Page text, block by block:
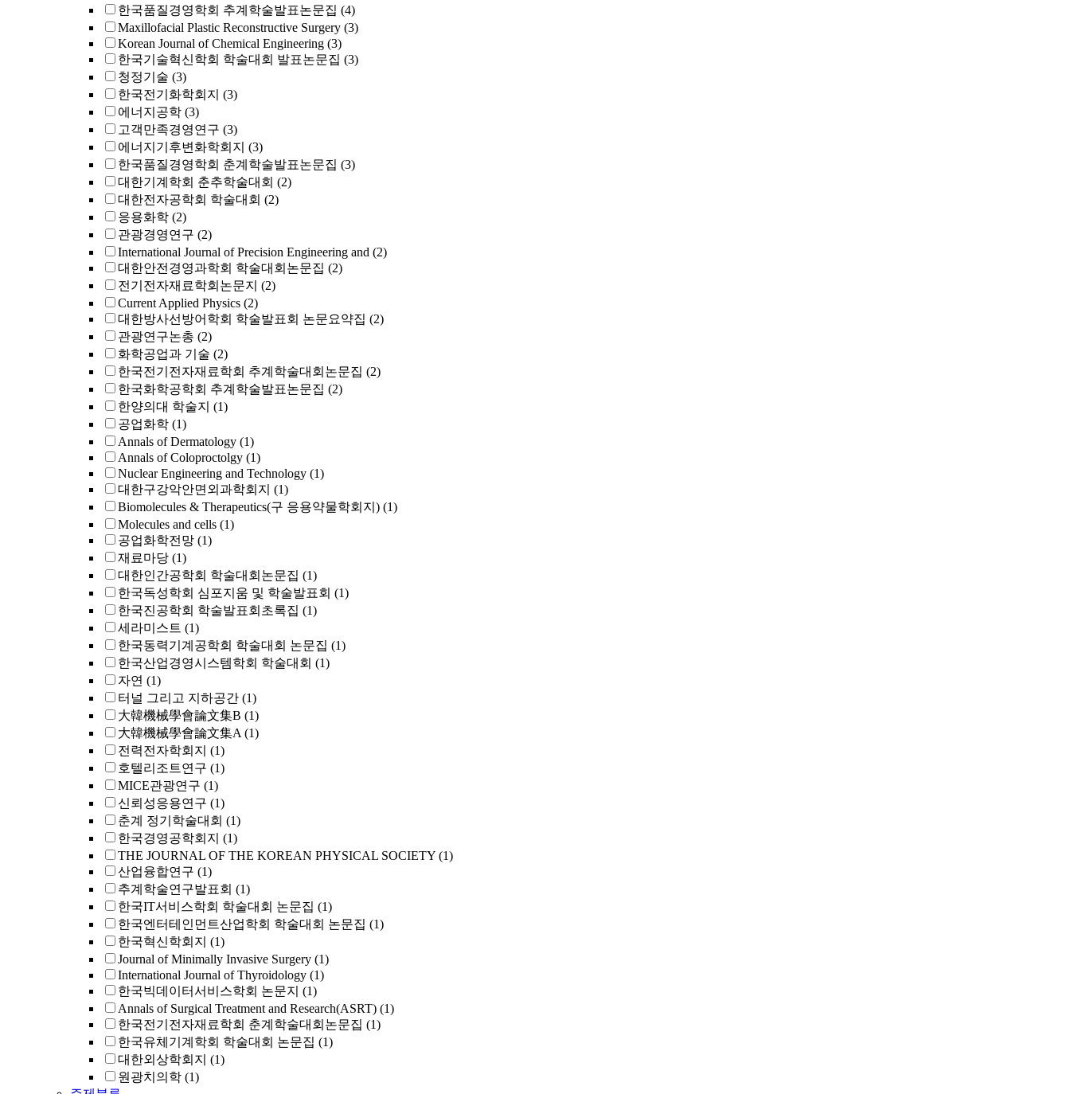
한국품질경영학회 추계학술발표논문집 (4)
Maxillofacial Plastic Reconstructive Surgery (3)
Korean Journal of Chemical Engineering (3)
한국기술혁신학회 학술대회 발표논문집 (3)
청정기술 (3)
한국전기화학회지 (3)
에너지공학 (3)
고객만족경영연구 (3)
에너지기후변화학회지 (3)
한국품질경영학회 춘계학술발표논문집 (3)
대한기계학회 춘추학술대회 (2)
대한전자공학회 학술대회 (2)
응용화학 (2)
관광경영연구 (2)
International Journal of Precision Engineering and (2)
대한안전경영과학회 학술대회논문집 (2)
전기전자재료학회논문지 (2)
Current Applied Physics (2)
대한방사선방어학회 학술발표회 논문요약집 (2)
관광연구논총 (2)
화학공업과 기술 (2)
한국전기전자재료학회 추계학술대회논문집 (2)
한국화학공학회 추계학술발표논문집 (2)
한양의대 학술지 (1)
공업화학 (1)
Annals of Dermatology (1)
Annals of Coloproctolgy (1)
Nuclear Engineering and Technology (1)
대한구강악안면외과학회지 (1)
Biomolecules & Therapeutics(구 응용약물학회지) (1)
Molecules and cells (1)
공업화학전망 (1)
재료마당 (1)
대한인간공학회 학술대회논문집 (1)
한국독성학회 심포지움 및 학술발표회 (1)
한국진공학회 학술발표회초록집 (1)
세라미스트 (1)
한국동력기계공학회 학술대회 논문집 (1)
한국산업경영시스템학회 학술대회 (1)
자연 (1)
터널 그리고 지하공간 (1)
大韓機械學會論文集B (1)
大韓機械學會論文集A (1)
전력전자학회지 (1)
호텔리조트연구 (1)
MICE관광연구 (1)
신뢰성응용연구 (1)
춘계 정기학술대회 (1)
한국경영공학회지 (1)
THE JOURNAL OF THE KOREAN PHYSICAL SOCIETY (1)
산업융합연구 (1)
추계학술연구발표회 (1)
한국IT서비스학회 학술대회 논문집 (1)
한국엔터테인먼트산업학회 학술대회 논문집 (1)
한국혁신학회지 (1)
Journal of Minimally Invasive Surgery (1)
International Journal of Thyroidology (1)
한국빅데이터서비스학회 논문지 (1)
Annals of Surgical Treatment and Research(ASRT) (1)
한국전기전자재료학회 춘계학술대회논문집 (1)
한국유체기계학회 학술대회 논문집 (1)
대한외상학회지 (1)
원광치의학 (1)